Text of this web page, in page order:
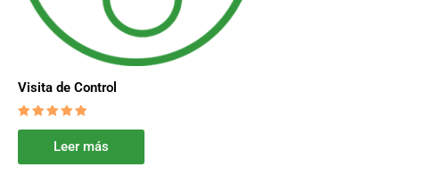
Visita de Control
Valorado
Leer más